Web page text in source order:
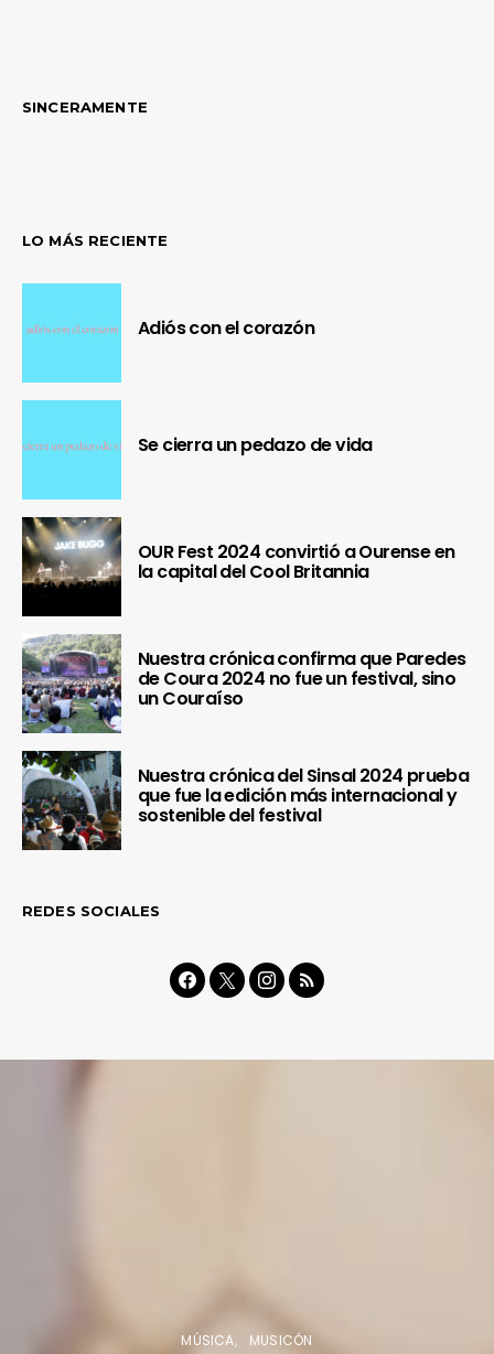
SINCERAMENTE
LO MÁS RECIENTE
Adiós con el corazón
Se cierra un pedazo de vida
OUR Fest 2024 convirtió a Ourense en
la capital del Cool Britannia
Nuestra crónica confirma que Paredes
de Coura 2024 no fue un festival, sino
un Couraíso
Nuestra crónica del Sinsal 2024 prueba
que fue la edición más internacional y
sostenible del festival
REDES SOCIALES
MÚSICA MUSICÓN